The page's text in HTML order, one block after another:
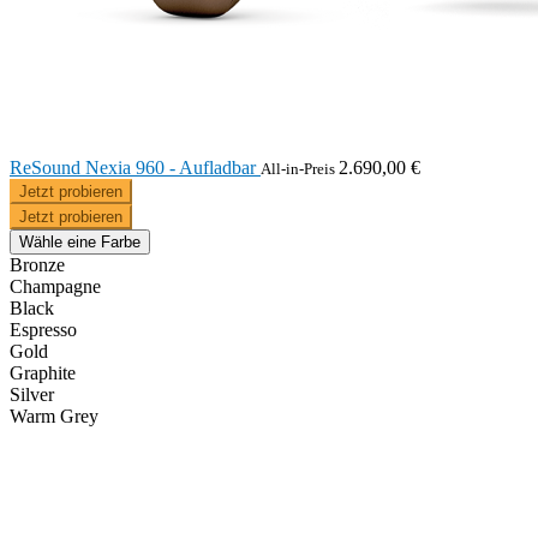
ReSound Nexia 960 - Aufladbar All-in-Preis 2.690,00 €
Jetzt probieren
Jetzt probieren
Wähle eine Farbe
Bronze
Champagne
Black
Espresso
Gold
Graphite
Silver
Warm Grey